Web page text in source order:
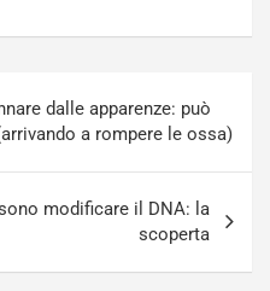
dalle apparenze: può
a rompere le ossa)
modificare il DNA: la
scoperta